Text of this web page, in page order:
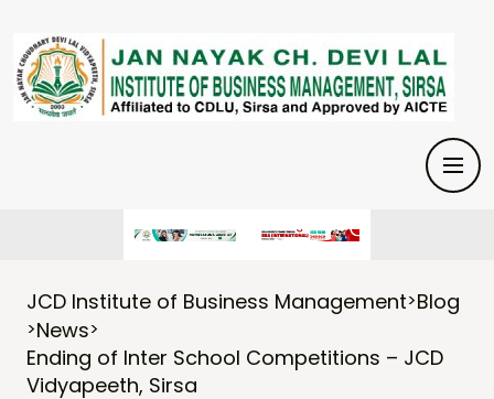
JCD Institute of Business Management>Blog
>News>
Ending of Inter School Competitions – JCD
Vidyapeeth, Sirsa